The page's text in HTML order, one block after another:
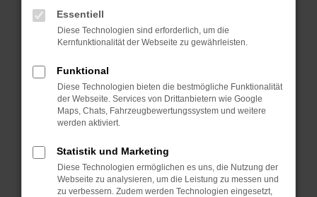
Manche Erweiterungen, wie Werbeblocker,
können das Laden bestimmter Seiten
verhindern. Funktioniert die Seite in einem
Fenster?
Starte dein Gerät neu.
Das kann manchmal helfen, vorübergehende
Probleme zu beheben.
Betriebssystem auf dem neuesten Stand
sind.
Veraltete Software birgt nicht nur ein
Essentiell
Diese Technologien sind erforderlich, um die
Kernfunktionalität der Webseite zu gewährleisten.
Funktional
Diese Technologien bieten die bestmögliche Funktionalität
der Webseite. Services von Drittanbietern wie Google
Maps, Chats, Fahrzeugbewertungssystem und weitere
werden aktiviert.
Statistik und Marketing
Diese Technologien ermöglichen es uns, die Nutzung der
Webseite zu analysieren, um die Leistung zu messen und
zu verbessern. Zudem werden Technologien eingesetzt,